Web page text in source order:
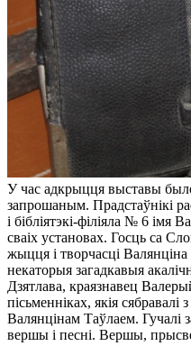
У час адкрыцця выставы
запрошаным. Прадстаўнікі
і бібліятэкі-філіяла № 6 імя
сваіх установах. Госць са
жыцця і творчасці
некаторыя загадкавыя
Дзятлава, краязнавец
пісьменніках, якія
Валянцінам Таўлаем. Гучалі
вершы і песні. Вершы,